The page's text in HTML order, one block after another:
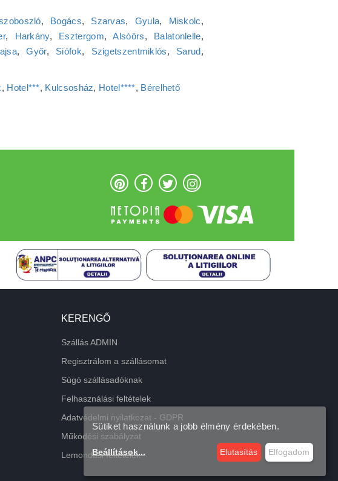
, Bogács, Szarvas, Gyula, Miskolc,
, Harkány, Esztergom,Alsóörs, Balatonlelle,
,Győr, Siófok, Szigetszentmiklós, Sarud,
, Hotel***, Kulcsosház, Hotel****, Bérelhető
KERENGŐ
Szállás ADMIN
Regisztrálom a szállásomat
Súgó szállásadóknak
Felhasználási feltételek
Adatvédelmi nyilatkozat - GDPR
Működési szabályzat
Lemondási feltételek
Sütiket használunk a jobb élmény érdekében.
Beállítások... Elutasítás Elfogadom